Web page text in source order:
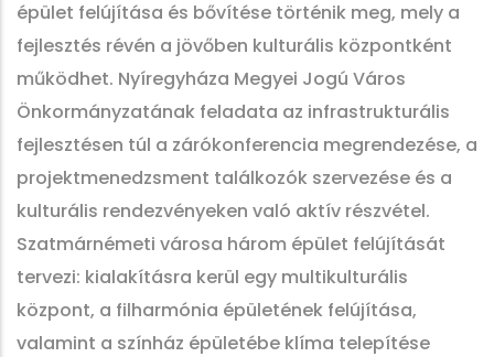
épület felújítása és bővítése történik meg, mely a
fejlesztés révén a jövőben kulturális központként
működhet. Nyíregyháza Megyei Jogú Város
Önkormányzatának feladata az infrastrukturális
fejlesztésen túl a zárókonferencia megrendezése, a
projektmenedzsment találkozók szervezése és a
kulturális rendezvényeken való aktív részvétel.
Szatmárnémeti városa három épület felújítását
tervezi: kialakításra kerül egy multikulturális
központ, a filharmónia épületének felújítása,
valamint a színház épületébe klíma telepítése